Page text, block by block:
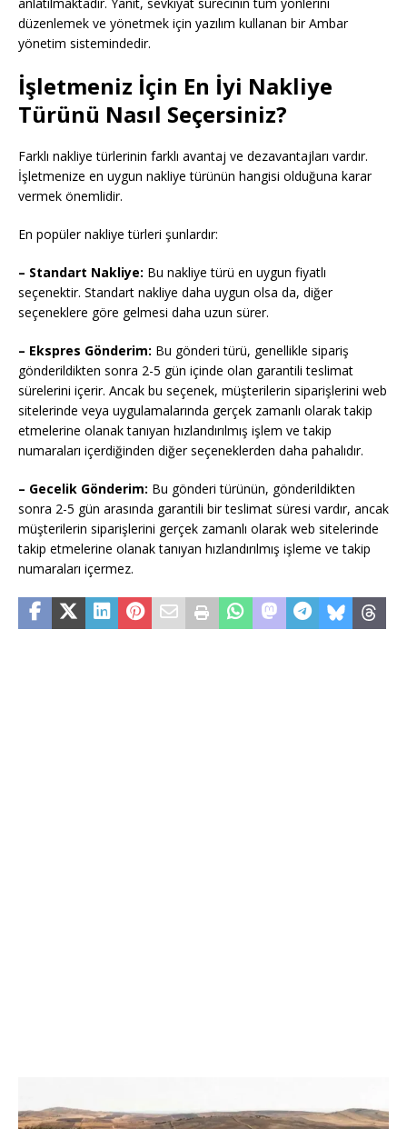
düzenlemek ve yönetmek için yazılım kullanan bir Ambar
yönetim sistemindedir.
İşletmeniz İçin En İyi Nakliye
Türünü Nasıl Seçersiniz?
Farklı nakliye türlerinin farklı avantaj ve dezavantajları vardır.
İşletmenize en uygun nakliye türünün hangisi olduğuna karar
vermek önemlidir.
En popüler nakliye türleri şunlardır:
– Standart Nakliye: Bu nakliye türü en uygun fiyatlı
seçenektir. Standart nakliye daha uygun olsa da, diğer
seçeneklere göre gelmesi daha uzun sürer.
– Ekspres Gönderim: Bu gönderi türü, genellikle sipariş
gönderildikten sonra 2-5 gün içinde olan garantili teslimat
sürelerini içerir. Ancak bu seçenek, müşterilerin siparişlerini web
sitelerinde veya uygulamalarında gerçek zamanlı olarak takip
etmelerine olanak tanıyan hızlandırılmış işlem ve takip
numaraları içerdiğinden diğer seçeneklerden daha pahalıdır.
– Gecelik Gönderim: Bu gönderi türünün, gönderildikten
sonra 2-5 gün arasında garantili bir teslimat süresi vardır, ancak
müşterilerin siparişlerini gerçek zamanlı olarak web sitelerinde
takip etmelerine olanak tanıyan hızlandırılmış işleme ve takip
numaraları içermez.